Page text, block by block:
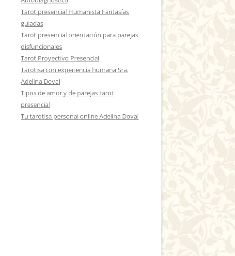
Tarot presencial Humanista Fantasías
guiadas
Tarot presencial orientación para parejas
disfuncionales
Tarot Proyectivo Presencial
Tarotisa con experiencia humana Sra.
Adelina Doval
Tipos de amor y de parejas tarot
presencial
Tu tarotisa personal online Adelina Doval